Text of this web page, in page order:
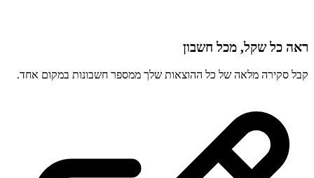
ראה כל שקל, מכל חשבון
קבל סקירה מלאה של כל ההוצאות שלך ממספר חשבונות במקום אחד.